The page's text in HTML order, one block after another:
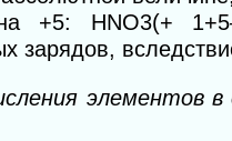
+5: HNО3(+
зарядов,
элементов